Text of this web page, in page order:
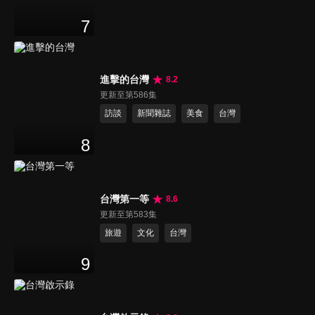
7
8
進擊的台灣
8.2
更新至第586集
訪談
新聞雜誌 美食 台灣
9
台灣第一等
8.6
更新至第583集
旅遊
文化 台灣